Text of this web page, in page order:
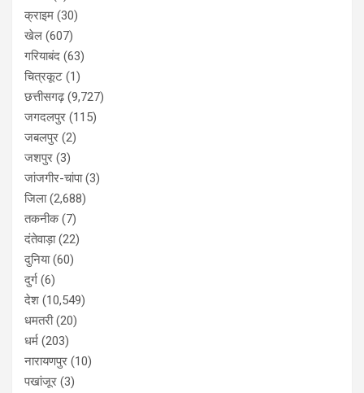
क्राइम (30)
खेल (607)
गरियाबंद (63)
चित्रकूट (1)
छत्तीसगढ़(9,727)
जगदलपुर (115)
जबलपुर (2)
जशपुर (3)
जांजगीर-चांपा(3)
जिला(2,688)
तकनीक(7)
दंतेवाड़ा(22)
दुनिया(60)
दुर्ग (6)
देश (10,549)
धमतरी(20)
धर्म (203)
नारायणपुर (10)
पखांजूर (3)